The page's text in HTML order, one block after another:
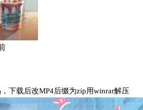
下载后改MP4后缀为zip用winrar解压